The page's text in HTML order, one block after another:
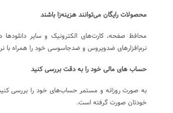
محصولات رایگان می‌توانند هزینه‌زا باشند
محافظ صفحه، کارت‌های الکترونیک و سایر
نرم‌افزارهای ضدویروس و ضدجاسوسی خود را همراه با
حساب های مالی خود را به دقت بررسی کنید
به صورت روزانه و مستمر حساب‌های خود را بررسی
خودتان صورت گرفته است.